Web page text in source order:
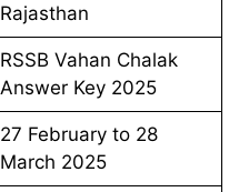
Rajasthan
RSSB Vahan Chalak
Answer Key 2025
27 February to 28
March 2025